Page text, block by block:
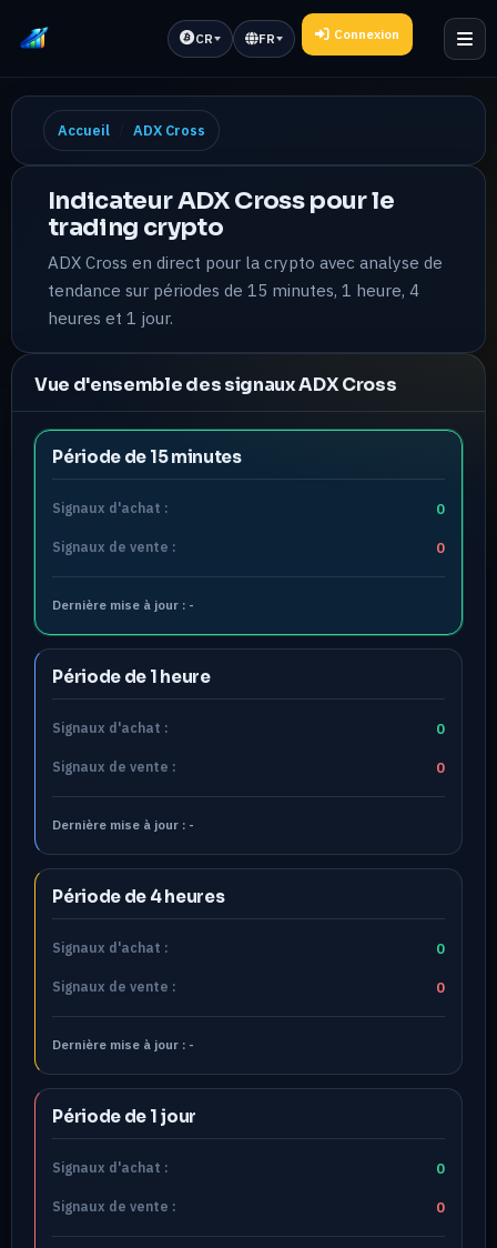
CR FR Connexion
Accueil ADX Cross
Indicateur ADX Cross pour le
trading crypto
ADX Cross en direct pour la crypto avec analyse de
tendance sur périodes de 15 minutes, 1 heure, 4
heures et 1 jour.
Vue d'ensemble des signaux ADX Cross
Période de 15 minutes
Signaux d'achat : 0
Signaux de vente : 0
Dernière mise à jour : -
Période de 1 heure
Signaux d'achat : 0
Signaux de vente : 0
Dernière mise à jour : -
Période de 4 heures
Signaux d'achat : 0
Signaux de vente : 0
Dernière mise à jour : -
Période de 1 jour
Signaux d'achat : 0
Signaux de vente : 0